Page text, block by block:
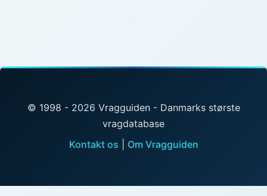
© 1998 - 2026 Vragguiden - Danmarks største
vragdatabase
Kontakt os
Om Vragguiden